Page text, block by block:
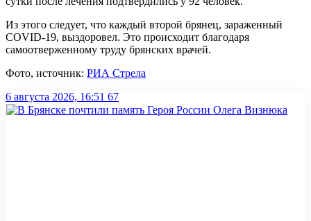
Из этого следует, что каждый второй брянец, зараженный
COVID-19, выздоровел. Это происходит благодаря
самоотверженному труду брянских врачей.
Фото, источник: РИА Стрела
6 августа 2026, 16:51 67